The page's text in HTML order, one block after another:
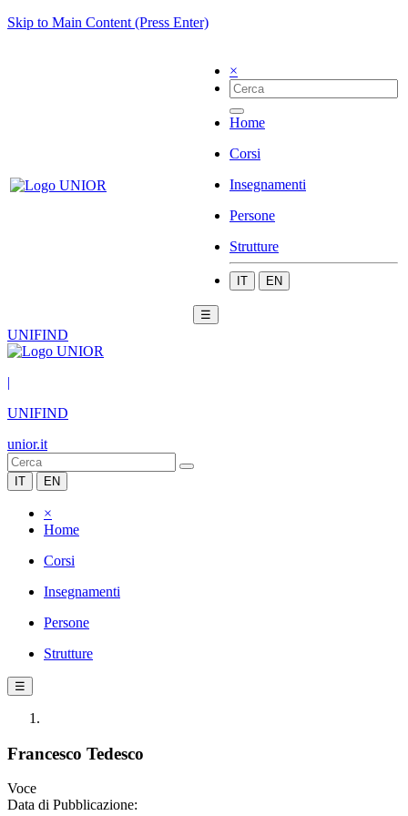
Skip to Main Content (Press Enter)
×
Home
Corsi
Insegnamenti
Persone
Strutture
IT EN
☰
UNIFIND
|
UNIFIND
unior.it
IT EN
×
Home
Corsi
Insegnamenti
Persone
Strutture
☰
Francesco Tedesco
Voce
Data di Pubblicazione: